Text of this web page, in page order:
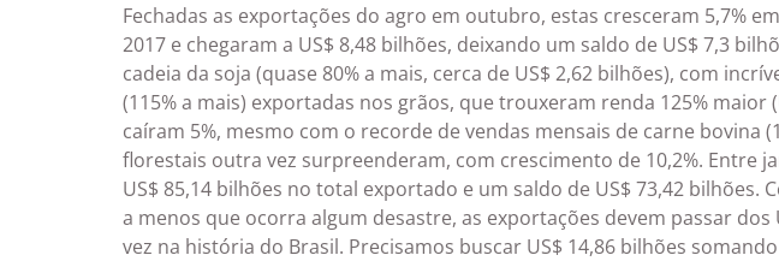
Fechadas as exportações do agro em outubro, estas cresceram 5,7%
2017 e chegaram a US$ 8,48 bilhões, deixando um saldo de US$ 7,3
cadeia da soja (quase 80% a mais, cerca de US$ 2,62 bilhões), com
(115% a mais) exportadas nos grãos, que trouxeram renda 125% maior
caíram 5%, mesmo com o recorde de vendas mensais de carne bovina
florestais outra vez surpreenderam, com crescimento de 10,2%. Entre
US$ 85,14 bilhões no total exportado e um saldo de US$ 73,42 bilhões.
a menos que ocorra algum desastre, as exportações devem passar dos
vez na história do Brasil. Precisamos buscar US$ 14,86 bilhões